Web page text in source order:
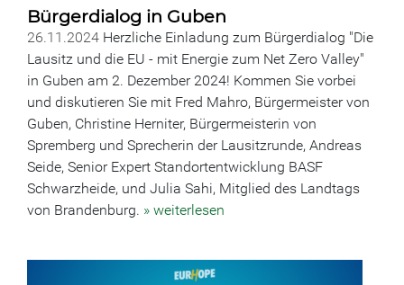
Bürgerdialog in Guben
26.11.2024 Herzliche Einladung zum Bürgerdialog "Die
Lausitz und die EU - mit Energie zum Net Zero Valley"
in Guben am 2. Dezember 2024! Kommen Sie vorbei
und diskutieren Sie mit Fred Mahro, Bürgermeister von
Guben, Christine Herniter, Bürgermeisterin von
Spremberg und Sprecherin der Lausitzrunde, Andreas
Seide, Senior Expert Standortentwicklung BASF
Schwarzheide, und Julia Sahi, Mitglied des Landtags
von Brandenburg. » weiterlesen